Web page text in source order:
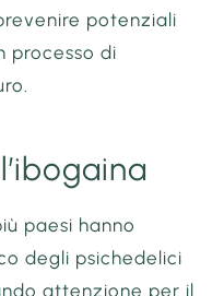
potenziali
processo di
paesi hanno
degli psichedelici
attenzione per il